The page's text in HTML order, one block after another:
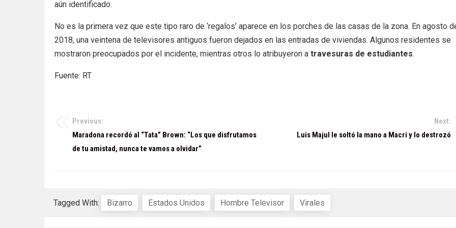
aún identificado.
No es la primera vez que este tipo raro de ‘regalos’ aparece en los porches de las casas de la zona. En agosto
2018, una veintena de televisores antiguos fueron dejados en las entradas de viviendas. Algunos residentes se
mostraron preocupados por el incidente, mientras otros lo atribuyeron a travesuras de estudiantes.
Fuente: RT
Navegación
Previous:
Maradona recordó al “Tata” Brown: “Los que disfrutamos
de tu amistad, nunca te vamos a olvidar”
Next:
Luis Majul le soltó la mano a Macri y lo destrozó
Tagged With: Bizarro Estados Unidos Hombre Televisor Virales